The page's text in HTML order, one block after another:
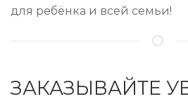
для ребёнка и всей семьи!
ЗАКАЗЫВАЙТЕ